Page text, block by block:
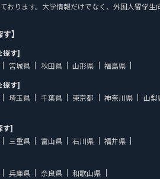
おります。大学情報だけでなく、外国人留学
】
探す]
宮城県 秋田県 山形県
福島県
探す]
埼玉県 千葉県 東京都 神奈川県 山梨
す]
三重県 富山県 石川県
福井県
兵庫県 奈良県
和歌山県